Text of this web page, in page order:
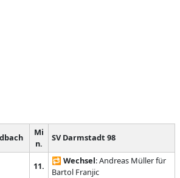
Mi
n.
SV Darmstadt 98
11. 🔁 Wechsel: Andreas Müller für
Bartol Franjic